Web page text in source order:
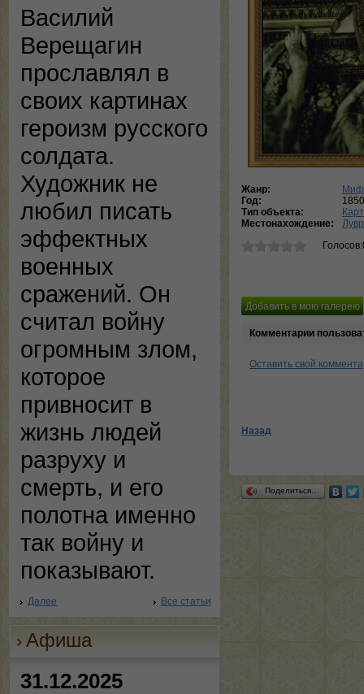
Василий
Верещагин
прославлял в
своих картинах
героизм русского
солдата.
Художник не
любил писать
эффектных
военных
сражений. Он
считал войну
огромным злом,
которое
привносит в
жизнь людей
разруху и
смерть, и его
полотна именно
так войну и
показывают.
Далее Все статьи
Афиша
31.12.2025
Жанр:
Год:
Тип объекта:
Местонахождение:
Комментарии
Оставить свой
Назад
Поделиться…